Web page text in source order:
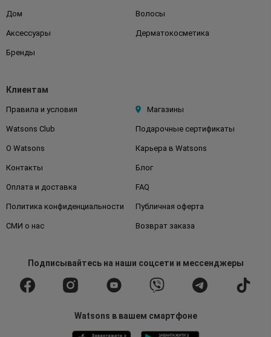
Дом Волосы
Аксессуары Дерматокосметика
Бренды
Клиентам
Правила и условия Магазины
Watsons Club Подарочные сертификаты
О Watsons Карьера в Watsons
Контакты Блог
Оплата и доставка FAQ
Политика конфиденциальности Публичная оферта
СМИ о нас Возврат заказа
Подписывайтесьна наши соцсети и мессенджеры
Watsons в вашем смартфоне